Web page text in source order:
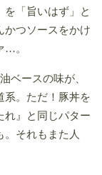
「旨いはず」と
かつソースをかけ
…。
ベースの味が、
系。ただ！豚丼を
れ』と同じパター
。それもまた人